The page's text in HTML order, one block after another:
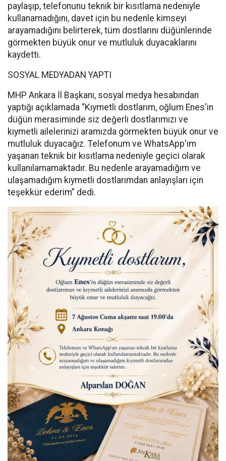
paylaşıp, telefonunu teknik bir kısıtlama nedeniyle
kullanamadığını, davet için bu nedenle kimseyi
arayamadığını belirterek, tüm dostlarını düğünlerinde
görmekten büyük onur ve mutluluk duyacaklarını
kaydetti.
SOSYAL MEDYADAN YAPTI
MHP Ankara İl Başkanı, sosyal medya hesabından
yaptığı açıklamada “Kıymetli dostlarım, oğlum Enes'in
düğün merasiminde siz değerli dostlarımızı ve
kıymetli ailelerinizi aramızda görmekten büyük onur ve
mutluluk duyacağız. Telefonum ve WhatsApp'ım
yaşanan teknik bir kısıtlama nedeniyle geçici olarak
kullanılamamaktadır. Bu nedenle arayamadığım ve
ulaşamadığım kıymetli dostlarımdan anlayışları için
teşekkür ederim” dedi.